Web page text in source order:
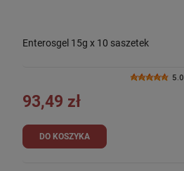
Enterosgel 15g x 10 saszetek
5.0
93,49 zł
DO KOSZYKA